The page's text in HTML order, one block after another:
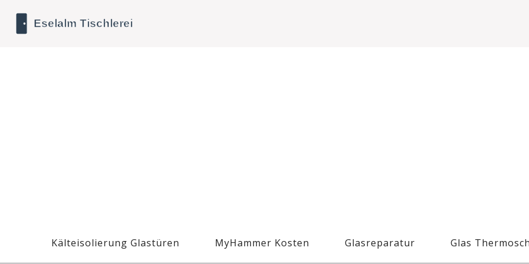
Kälteisolierung Glastüren MyHammer Kosten Glasreparatur Glas